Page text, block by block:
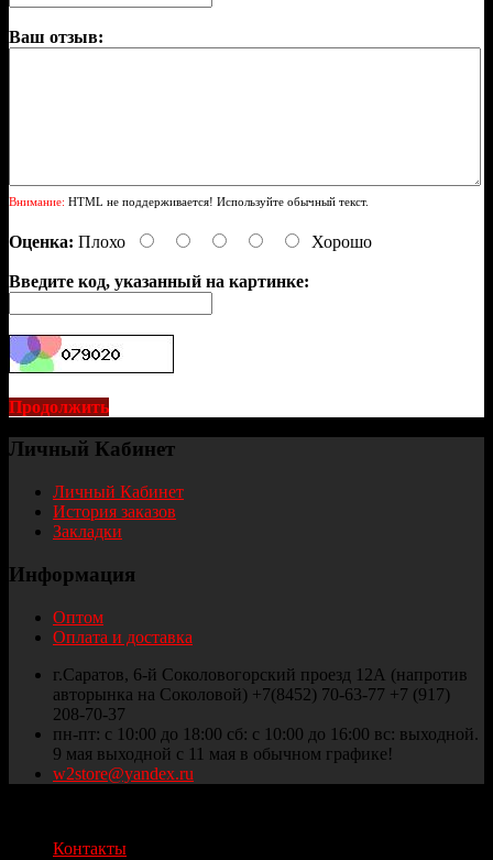
Ваш отзыв:
Внимание: HTML не поддерживается! Используйте обычный текст.
Оценка: Плохо Хорошо
Введите код, указанный на картинке:
Продолжить
Личный Кабинет
Личный Кабинет
История заказов
Закладки
Информация
Оптом
Оплата и доставка
г.Саратов, 6-й Соколовогорский проезд 12А (напротив
авторынка на Соколовой) +7(8452) 70-63-77 +7 (917)
208-70-37
пн-пт: с 10:00 до 18:00 сб: с 10:00 до 16:00 вс: выходной.
9 мая выходной с 11 мая в обычном графике!
w2store@yandex.ru
Контакты